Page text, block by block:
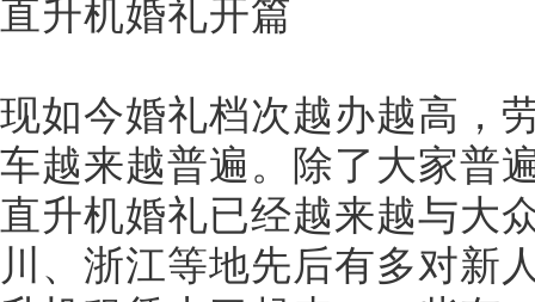
直升机婚礼开篇
现如今婚礼档次越办越高，
车越来越普遍。除了大家普
直升机婚礼已经越来越与大
川、浙江等地先后有多对新